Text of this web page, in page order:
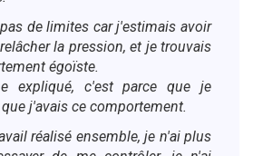
de limites car j'estimais avoir
la pression, et je trouvais
égoïste.
expliqué, c'est parce que je
j'avais ce comportement.
réalisé ensemble, je n'ai plus